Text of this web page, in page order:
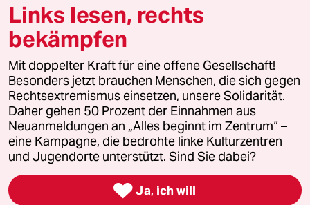
© 2026 taz Verlags und Vertriebs GmbH
Alle Rechte vorbehalten. Bei rechtlichen Fragen oder für Genehmigungen
wenden Sie sich bitte an lizenzen@taz.de
Feedback Redaktionsstatut Kommune-Richtlinien
Leitlinie Informant Datenschutz Impressum AGB
Seitenwende Einwilligungen widerrufen (Ads)
Links lesen, rechts
bekämpfen
Mit doppelter Kraft für eine offene Gesellschaft!
Besonders jetzt brauchen Menschen, die sich gegen
Rechtsextremismus einsetzen, unsere Solidarität.
Daher gehen 50 Prozent der Einnahmen aus
Neuanmeldungen an „Alles beginnt im Zentrum“ –
eine Kampagne, die bedrohte linke Kulturzentren
und Jugendorte unterstützt. Sind Sie dabei?
 Ja, ich will